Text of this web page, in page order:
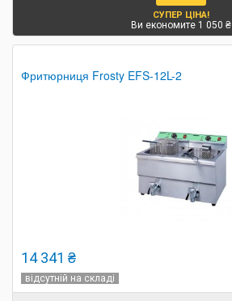
СУПЕР ЦІНА!
Ви економите 1 050 ₴
Фритюрниця Frosty EFS-12L-2
14 341 ₴
відсутній на складі